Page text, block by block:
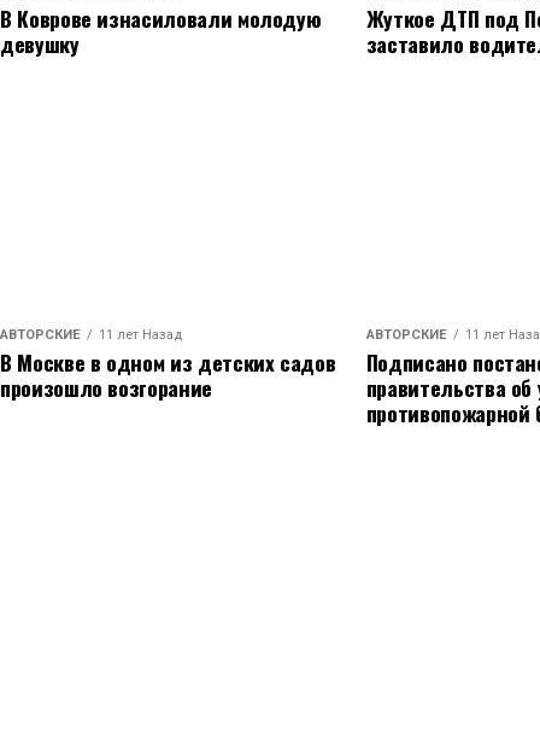
В Коврове изнасиловали молодую
девушку
Жуткое ДТП под
заставило
АВТОРСКИЕ 11 лет Назад
В Москве в одном из детских садов
произошло возгорание
АВТОРСКИЕ 11 лет
Подписано
правительства
противопожарной